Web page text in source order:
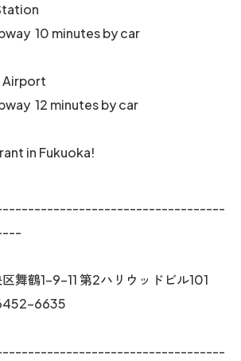
10 minutes by car
Airport
12 minutes by car
in Fukuoka!
舞鶴1-9-11 第2ハリウッドビル101
6635